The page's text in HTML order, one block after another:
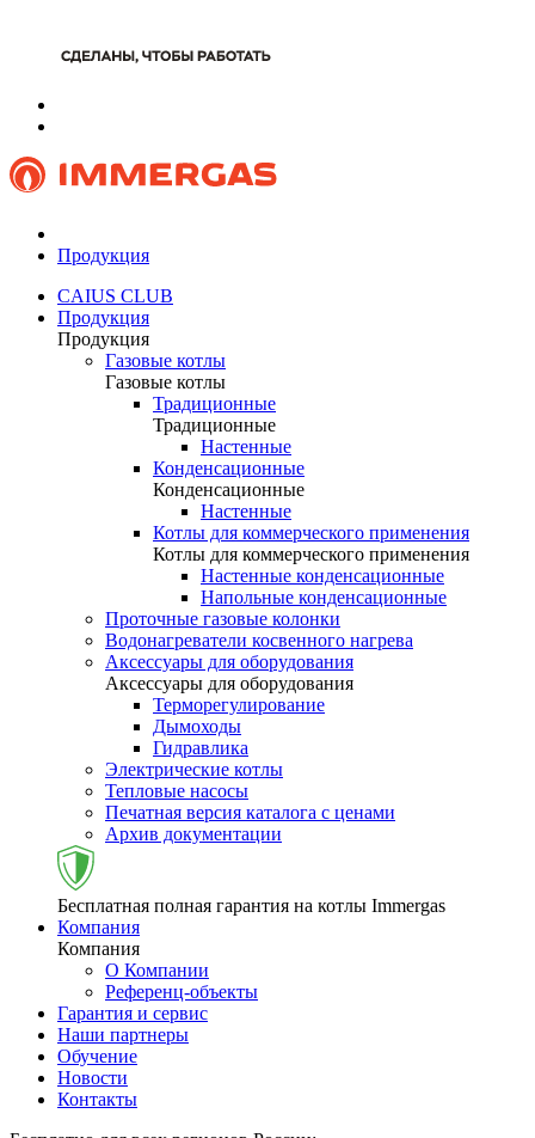
Продукция
CAIUS CLUB
Продукция
Продукция
Газовые котлы
Газовые котлы
Традиционные
Традиционные
Настенные
Конденсационные
Конденсационные
Настенные
Котлы для коммерческого применения
Котлы для коммерческого применения
Настенные конденсационные
Напольные конденсационные
Проточные газовые колонки
Водонагреватели косвенного нагрева
Аксессуары для оборудования
Аксессуары для оборудования
Терморегулирование
Дымоходы
Гидравлика
Электрические котлы
Тепловые насосы
Печатная версия каталога с ценами
Архив документации
Бесплатная полная гарантия на котлы Immergas
Компания
Компания
О Компании
Референц-объекты
Гарантия и сервис
Наши партнеры
Обучение
Новости
Контакты